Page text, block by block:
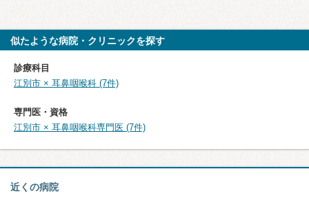
似たような病院・クリニックを探す
診療科目
江別市 × 耳鼻咽喉科 (7件)
専門医・資格
江別市 × 耳鼻咽喉科専門医 (7件)
近くの病院